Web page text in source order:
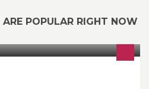
POPULAR RIGHT NOW